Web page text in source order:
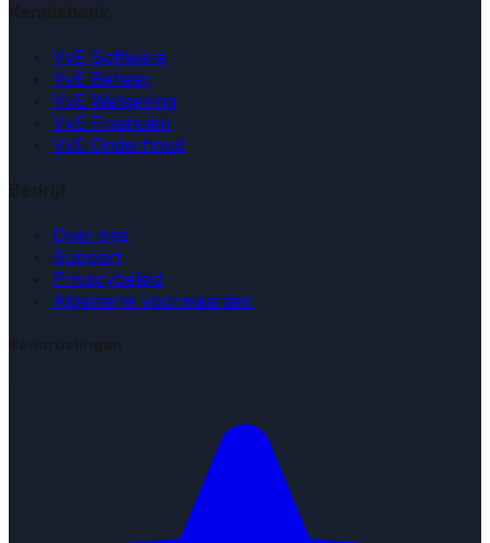
Kennisbank
VvE Software
VvE Beheer
VvE Wetgeving
VvE Financiën
VvE Onderhoud
Bedrijf
Over ons
Support
Privacybeleid
Algemene voorwaarden
Beoordelingen